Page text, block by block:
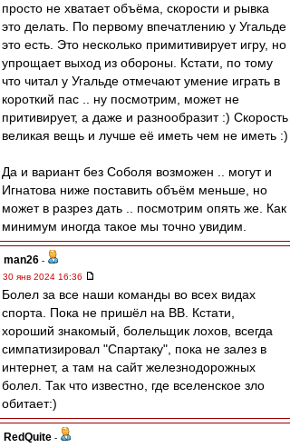
просто не хватает объёма, скорости и рывка
это делать. По первому впечатлению у Угальде
это есть. Это несколько примитивирует игру, но
упрощает выход из обороны. Кстати, по тому
что читал у Угальде отмечают умение играть в
короткий пас .. ну посмотрим, может не
притивирует, а даже и разнообразит :) Скорость
великая вещь и лучше её иметь чем не иметь :)
Да и вариант без Соболя возможен .. могут и
Игнатова ниже поставить объём меньше, но
может в разрез дать .. посмотрим опять же. Как
минимум иногда такое мы точно увидим.
man26 -
30 янв 2024 16:36
Болел за все наши команды во всех видах
спорта. Пока не пришёл на ВВ. Кстати,
хороший знакомый, болельщик лохов, всегда
симпатизировал "Спартаку", пока не залез в
интернет, а там на сайт железнодорожных
болел. Так что известно, где вселенское зло
обитает:)
RedQuite -